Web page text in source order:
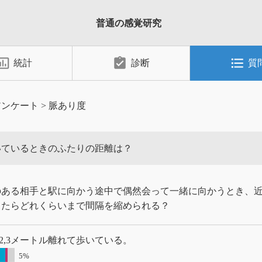
普通の感覚研究
統計 assignment_turned_in 診断 format_list_bulleted 質
ケート > 脈あり度
いるときのふたりの距離は？
る相手と駅に向かう途中で偶然会って一緒に向かうとき、
らどれくらいまで間隔を縮められる？
メートル離れて歩いている。
5%